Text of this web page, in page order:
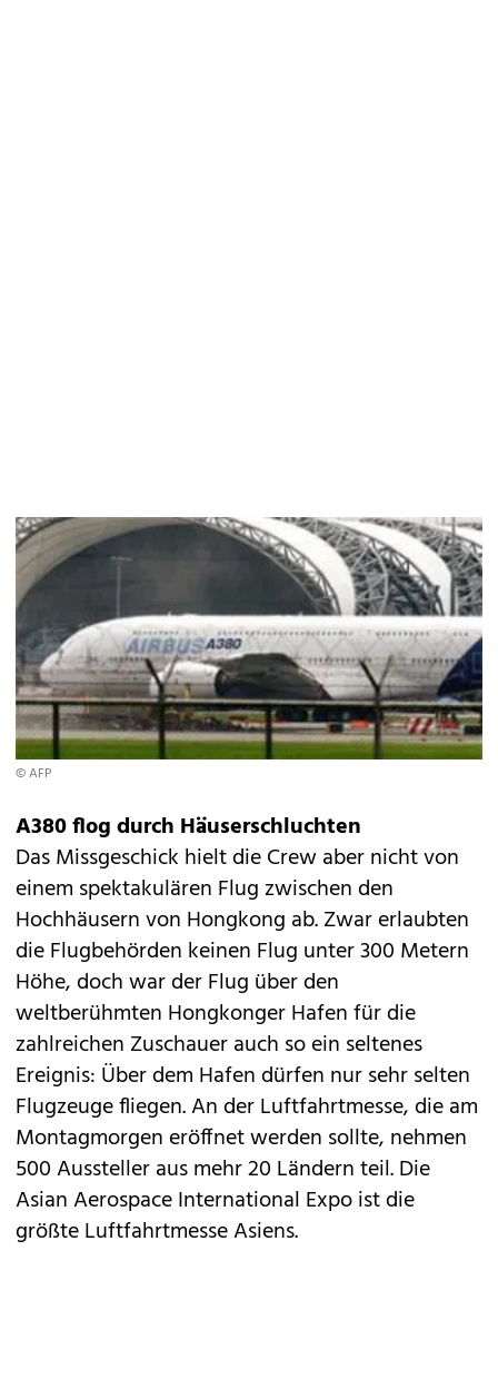
© AFP
A380 flog durch Häuserschluchten
Das Missgeschick hielt die Crew aber nicht von
einem spektakulären Flug zwischen den
Hochhäusern von Hongkong ab. Zwar erlaubten
die Flugbehörden keinen Flug unter 300 Metern
Höhe, doch war der Flug über den
weltberühmten Hongkonger Hafen für die
zahlreichen Zuschauer auch so ein seltenes
Ereignis: Über dem Hafen dürfen nur sehr selten
Flugzeuge fliegen. An der Luftfahrtmesse, die am
Montagmorgen eröffnet werden sollte, nehmen
500 Aussteller aus mehr 20 Ländern teil. Die
Asian Aerospace International Expo ist die
größte Luftfahrtmesse Asiens.